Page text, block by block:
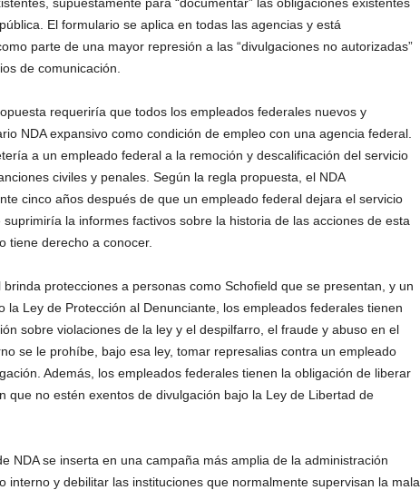
El formulario se aplica en todas las agencias y está
parte de una mayor represión a las “divulgaciones no autorizadas”
de comunicación.
requeriría que todos los empleados federales nuevos y
NDA expansivo como condición de empleo con una agencia federal.
a un empleado federal a la remoción y descalificación del servicio
civiles y penales. Según la regla propuesta, el NDA
cinco años después de que un empleado federal dejara el servicio
la informes factivos sobre la historia de las acciones de esta
tiene derecho a conocer.
protecciones a personas como Schofield que se presentan, y un
la Ley de Protección al Denunciante, los empleados federales tienen
sobre violaciones de la ley y el despilfarro, el fraude y abuso en el
se le prohíbe, bajo esa ley, tomar represalias contra un empleado
Además, los empleados federales tienen la obligación de liberar
que no estén exentos de divulgación bajo la Ley de Libertad de
NDA se inserta en una campaña más amplia de la administración
interno y debilitar las instituciones que normalmente supervisan la mala